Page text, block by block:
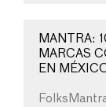
MANTRA:
MARCAS
EN